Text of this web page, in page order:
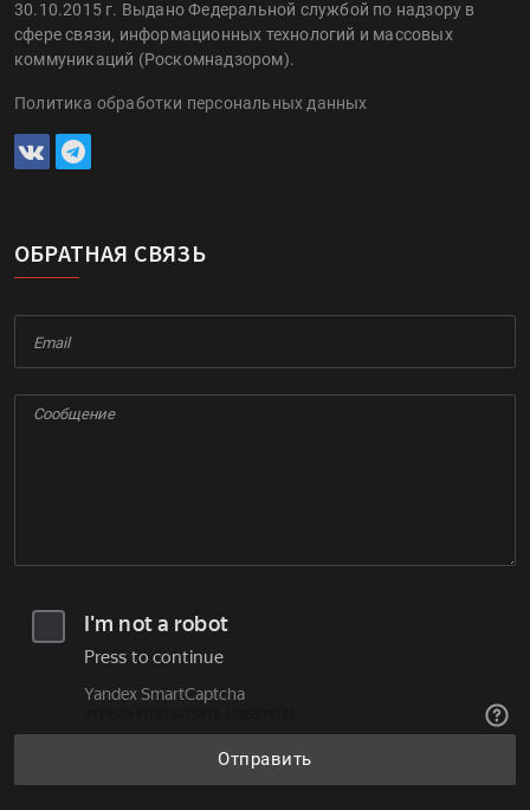
30.10.2015 г. Выдано Федеральной службой по надзору в
сфере связи, информационных технологий и массовых
коммуникаций (Роскомнадзором).
Политика обработки персональных данных
ОБРАТНАЯ СВЯЗЬ
Отправить